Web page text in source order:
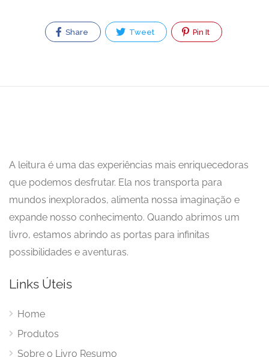
Share Tweet Pin It
A leitura é uma das experiências mais enriquecedoras
que podemos desfrutar. Ela nos transporta para
mundos inexplorados, alimenta nossa imaginação e
expande nosso conhecimento. Quando abrimos um
livro, estamos abrindo as portas para infinitas
possibilidades e aventuras.
Links Úteis
Home
Produtos
Sobre o Livro Resumo